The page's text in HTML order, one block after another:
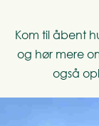
Kom til åbent
og hør mere
også